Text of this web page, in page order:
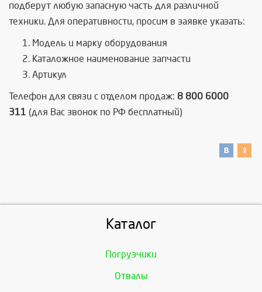
подберут любую запасную часть для различной
техники. Для оперативности, просим в заявке указать:
Модель и марку оборудования
Каталожное наименование запчасти
Артикул
Телефон для связи с отделом продаж: 8 800 6000
311 (для Вас звонок по РФ бесплатный)
Каталог
Погрузчики
Отвалы